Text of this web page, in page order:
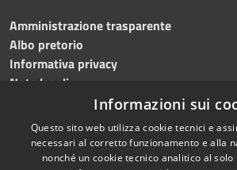
Amministrazione trasparente
Albo pretorio
Informativa privacy
Note legali
Dichiarazione di accessibilità
Informazioni sui
Questo sito web utilizza cookie tecnici e
necessari al corretto funzionamento e alla
nonché un cookie tecnico analitico al